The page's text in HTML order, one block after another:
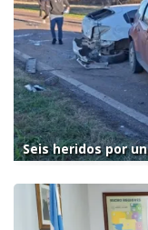
Seis heridos por